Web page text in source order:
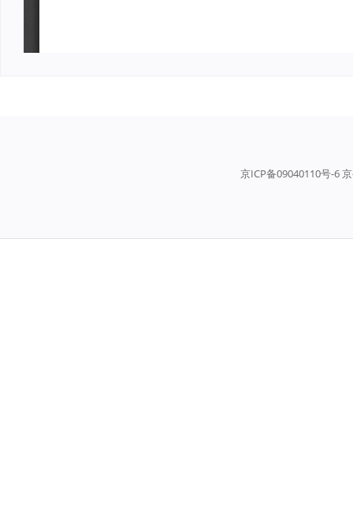
京ICP备09040110号-6